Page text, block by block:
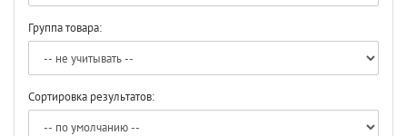
Группа товара:
Сортировка результатов: